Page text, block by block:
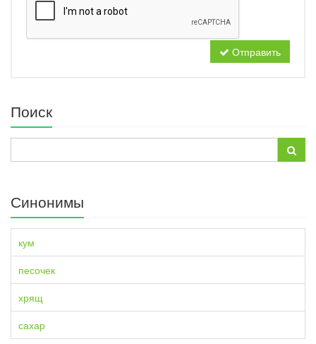
Отправить
Поиск
Синонимы
кум
песочек
хрящ
сахар